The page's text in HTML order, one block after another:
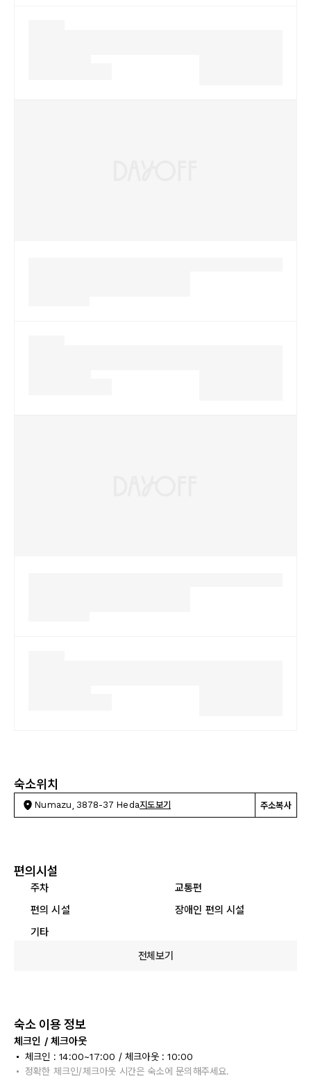
숙소위치
Numazu, 3878-37 Heda지도보기 주소복사
편의시설
주차
교통편
편의 시설
장애인 편의 시설
기타
전체보기
숙소 이용 정보
체크인 / 체크아웃
체크인 : 14:00~17:00 / 체크아웃 : 10:00
정확한 체크인/체크아웃 시간은 숙소에 문의해주세요.